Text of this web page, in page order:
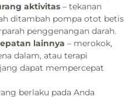
aktivitas – tekanan
ditambah pompa otot betis
penggenangan darah.
lainnya – merokok,
dalam, atau terapi
dapat mempercepat
berlaku pada Anda